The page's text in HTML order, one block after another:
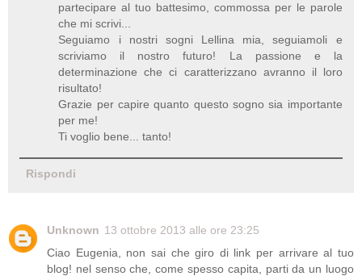
partecipare al tuo battesimo, commossa per le parole
che mi scrivi...
Seguiamo i nostri sogni Lellina mia, seguiamoli e
scriviamo il nostro futuro! La passione e la
determinazione che ci caratterizzano avranno il loro
risultato!
Grazie per capire quanto questo sogno sia importante
per me!
Ti voglio bene... tanto!
Rispondi
Unknown 13 ottobre 2013 alle ore 23:25
Ciao Eugenia, non sai che giro di link per arrivare al tuo
blog! nel senso che, come spesso capita, parti da un luogo